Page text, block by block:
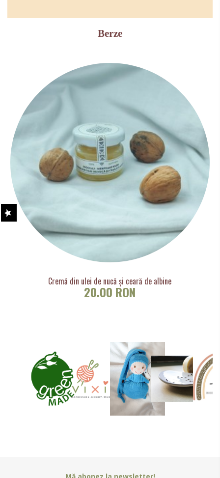
Berze
Cremă din ulei de nucă și ceară de albine
20.00 RON